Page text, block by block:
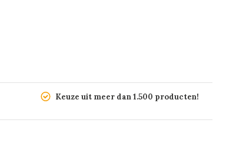
Keuze uit meer dan 1.500 producten!